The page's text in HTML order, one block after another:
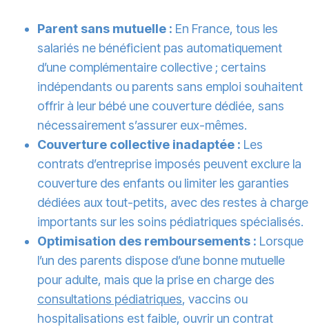
Parent sans mutuelle : En France, tous les
salariés ne bénéficient pas automatiquement
d’une complémentaire collective ; certains
indépendants ou parents sans emploi souhaitent
offrir à leur bébé une couverture dédiée, sans
nécessairement s’assurer eux-mêmes.
Couverture collective inadaptée : Les
contrats d’entreprise imposés peuvent exclure la
couverture des enfants ou limiter les garanties
dédiées aux tout-petits, avec des restes à charge
importants sur les soins pédiatriques spécialisés.
Optimisation des remboursements : Lorsque
l’un des parents dispose d’une bonne mutuelle
pour adulte, mais que la prise en charge des
consultations pédiatriques, vaccins ou
hospitalisations est faible, ouvrir un contrat